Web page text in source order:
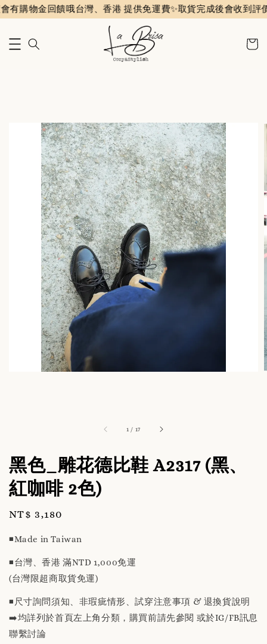
饋哦台灣、香港 提供免運費✨️取貨完成後會收到評價通知信，
1 / 17
黑色_雕花德比鞋 A2317 (黑、
紅咖啡 2色)
Regular
NT$ 3,180
◾️Made in Taiwan
◾️台灣、香港 滿NTD 1,000免運
(台灣限超商取貨免運)
◾️尺寸詢問須知、非瑕疵情形、試穿注意事項 & 退換貨說明
➡️均詳列於首頁左上角分類，購買前請先參閱 或於IG/FB訊息
聯繫討論